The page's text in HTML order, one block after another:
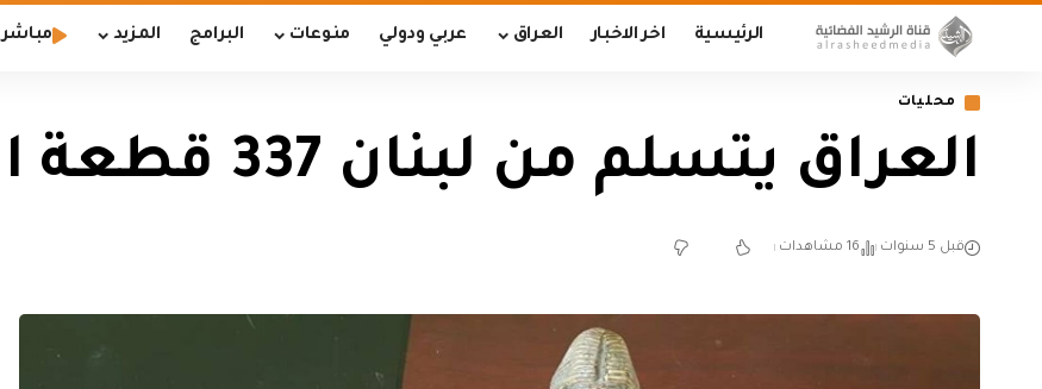
الرئيسية اخر الاخبار العراق عربي ودولي منوعات البرامج المزيد مباشر
محليات
العراق يتسلم من لبنان 337 قطعة اثرية
قبل 5 سنوات 16 مشاهدات